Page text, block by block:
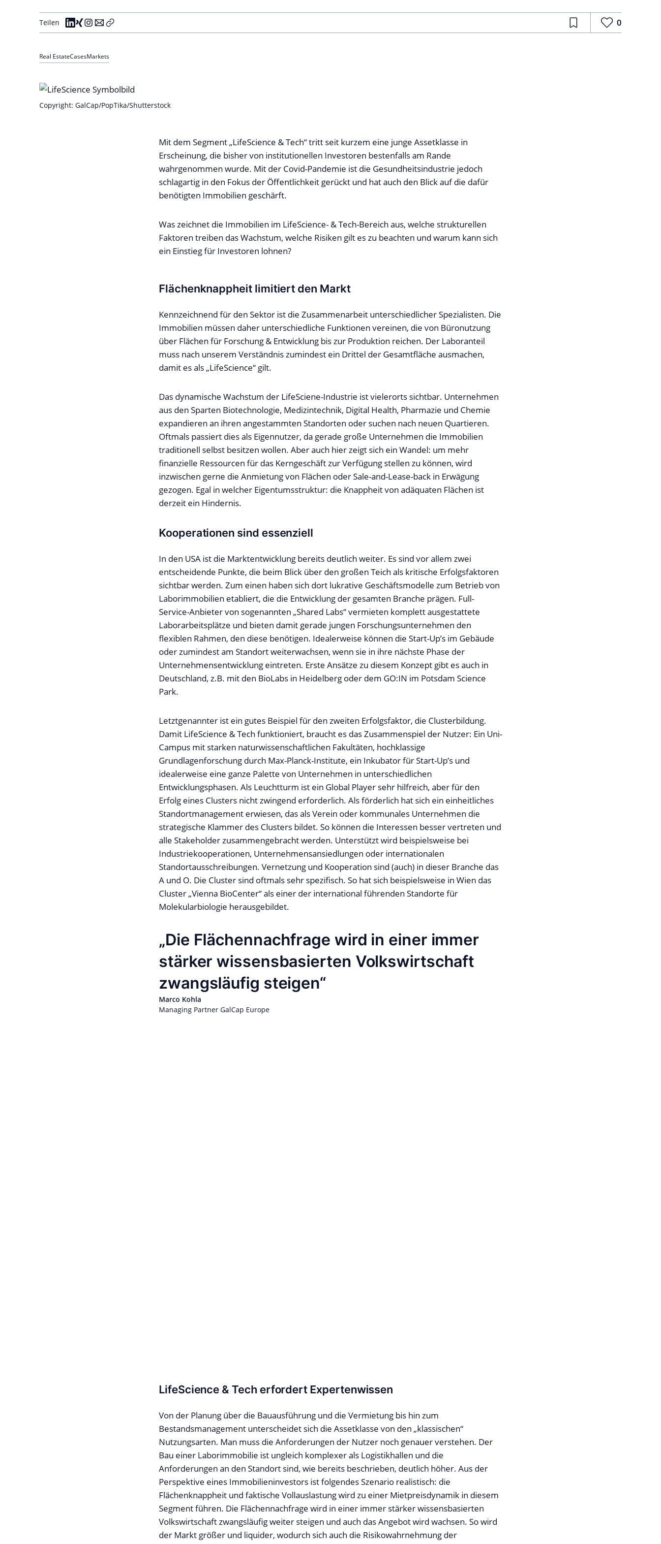
Teilen 0
Real EstateCasesMarkets
Copyright: GalCap/PopTika/Shutterstock
Mit dem Segment „LifeScience & Tech“ tritt seit kurzem eine junge Assetklasse in
Erscheinung, die bisher von institutionellen Investoren bestenfalls am Rande
wahrgenommen wurde. Mit der Covid-Pandemie ist die Gesundheitsindustrie jedoch
schlagartig in den Fokus der Öffentlichkeit gerückt und hat auch den Blick auf die dafür
benötigten Immobilien geschärft.
Was zeichnet die Immobilien im LifeScience- & Tech-Bereich aus, welche strukturellen
Faktoren treiben das Wachstum, welche Risiken gilt es zu beachten und warum kann sich
ein Einstieg für Investoren lohnen?
Flächenknappheit limitiert den Markt
Kennzeichnend für den Sektor ist die Zusammenarbeit unterschiedlicher Spezialisten. Die
Immobilien müssen daher unterschiedliche Funktionen vereinen, die von Büronutzung
über Flächen für Forschung & Entwicklung bis zur Produktion reichen. Der Laboranteil
muss nach unserem Verständnis zumindest ein Drittel der Gesamtfläche ausmachen,
damit es als „LifeScience“ gilt.
Das dynamische Wachstum der LifeSciene-Industrie ist vielerorts sichtbar. Unternehmen
aus den Sparten Biotechnologie, Medizintechnik, Digital Health, Pharmazie und Chemie
expandieren an ihren angestammten Standorten oder suchen nach neuen Quartieren.
Oftmals passiert dies als Eigennutzer, da gerade große Unternehmen die Immobilien
traditionell selbst besitzen wollen. Aber auch hier zeigt sich ein Wandel: um mehr
finanzielle Ressourcen für das Kerngeschäft zur Verfügung stellen zu können, wird
inzwischen gerne die Anmietung von Flächen oder Sale-and-Lease-back in Erwägung
gezogen. Egal in welcher Eigentumsstruktur: die Knappheit von adäquaten Flächen ist
derzeit ein Hindernis.
Kooperationen sind essenziell
In den USA ist die Marktentwicklung bereits deutlich weiter. Es sind vor allem zwei
entscheidende Punkte, die beim Blick über den großen Teich als kritische Erfolgsfaktoren
sichtbar werden. Zum einen haben sich dort lukrative Geschäftsmodelle zum Betrieb von
Laborimmobilien etabliert, die die Entwicklung der gesamten Branche prägen. Full-
Service-Anbieter von sogenannten „Shared Labs“ vermieten komplett ausgestattete
Laborarbeitsplätze und bieten damit gerade jungen Forschungsunternehmen den
flexiblen Rahmen, den diese benötigen. Idealerweise können die Start-Up’s im Gebäude
oder zumindest am Standort weiterwachsen, wenn sie in ihre nächste Phase der
Unternehmensentwicklung eintreten. Erste Ansätze zu diesem Konzept gibt es auch in
Deutschland, z.B. mit den BioLabs in Heidelberg oder dem GO:IN im Potsdam Science
Park.
Letztgenannter ist ein gutes Beispiel für den zweiten Erfolgsfaktor, die Clusterbildung.
Damit LifeScience & Tech funktioniert, braucht es das Zusammenspiel der Nutzer: Ein Uni-
Campus mit starken naturwissenschaftlichen Fakultäten, hochklassige
Grundlagenforschung durch Max-Planck-Institute, ein Inkubator für Start-Up’s und
idealerweise eine ganze Palette von Unternehmen in unterschiedlichen
Entwicklungsphasen. Als Leuchtturm ist ein Global Player sehr hilfreich, aber für den
Erfolg eines Clusters nicht zwingend erforderlich. Als förderlich hat sich ein einheitliches
Standortmanagement erwiesen, das als Verein oder kommunales Unternehmen die
strategische Klammer des Clusters bildet. So können die Interessen besser vertreten und
alle Stakeholder zusammengebracht werden. Unterstützt wird beispielsweise bei
Industriekooperationen, Unternehmensansiedlungen oder internationalen
Standortausschreibungen. Vernetzung und Kooperation sind (auch) in dieser Branche das
A und O. Die Cluster sind oftmals sehr spezifisch. So hat sich beispielsweise in Wien das
Cluster „Vienna BioCenter“ als einer der international führenden Standorte für
Molekularbiologie herausgebildet.
Die Flächennachfrage wird in einer immer
stärker wissensbasierten Volkswirtschaft
zwangsläufig steigen
Marco Kohla
Managing Partner GalCap Europe
LifeScience & Tech erfordert Expertenwissen
Von der Planung über die Bauausführung und die Vermietung bis hin zum
Bestandsmanagement unterscheidet sich die Assetklasse von den „klassischen“
Nutzungsarten. Man muss die Anforderungen der Nutzer noch genauer verstehen. Der
Bau einer Laborimmobilie ist ungleich komplexer als Logistikhallen und die
Anforderungen an den Standort sind, wie bereits beschrieben, deutlich höher. Aus der
Perspektive eines Immobilieninvestors ist folgendes Szenario realistisch: die
Flächenknappheit und faktische Vollauslastung wird zu einer Mietpreisdynamik in diesem
Segment führen. Die Flächennachfrage wird in einer immer stärker wissensbasierten
Volkswirtschaft zwangsläufig weiter steigen und auch das Angebot wird wachsen. So wird
der Markt größer und liquider, wodurch sich auch die Risikowahrnehmung der